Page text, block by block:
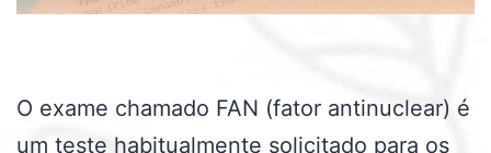
O exame chamado FAN (fator antinuclear) é
um teste habitualmente solicitado para os